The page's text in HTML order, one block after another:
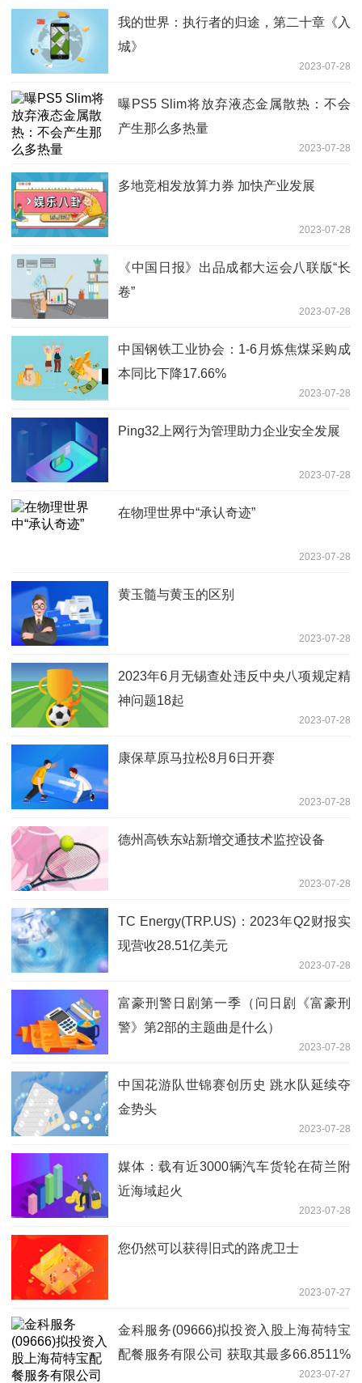
我的世界：执行者的归途，第二十章《入
城》
2023-07-28
曝PS5 Slim将放弃液态金属散热：不会
产生那么多热量
2023-07-28
多地竞相发放算力券 加快产业发展
2023-07-28
《中国日报》出品成都大运会八联版“长
卷”
2023-07-28
中国钢铁工业协会：1-6月炼焦煤采购成
本同比下降17.66%
2023-07-28
Ping32上网行为管理助力企业安全发展
2023-07-28
在物理世界中“承认奇迹”
2023-07-28
黄玉髓与黄玉的区别
2023-07-28
2023年6月无锡查处违反中央八项规定精
神问题18起
2023-07-28
康保草原马拉松8月6日开赛
2023-07-28
德州高铁东站新增交通技术监控设备
2023-07-28
TC Energy(TRP.US)：2023年Q2财报实
现营收28.51亿美元
2023-07-28
富豪刑警日剧第一季（问日剧《富豪刑
警》第2部的主题曲是什么）
2023-07-28
中国花游队世锦赛创历史 跳水队延续夺
金势头
2023-07-28
媒体：载有近3000辆汽车货轮在荷兰附
近海域起火
2023-07-28
您仍然可以获得旧式的路虎卫士
2023-07-27
金科服务(09666)拟投资入股上海荷特宝
配餐服务有限公司 获取其最多66.8511%
2023-07-27